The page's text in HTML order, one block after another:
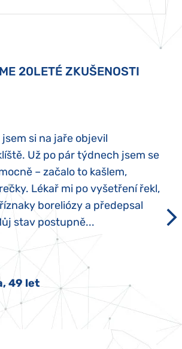
20LETÉ ZKUŠENOSTI
si na jaře objevil
Už po pár týdnech jsem se
– začalo to kašlem,
Lékař mi po vyšetření řekl,
boreliózy a předepsal
stav postupně...
49 let